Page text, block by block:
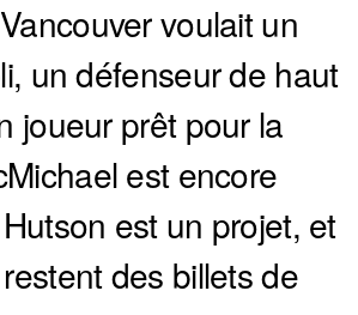
voulait un
un défenseur de haut
joueur prêt pour la
est encore
est un projet, et
des billets de